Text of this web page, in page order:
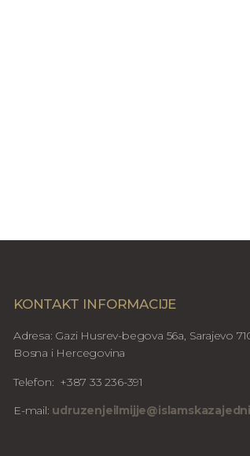
KONTAKT INFORMACIJE
Adresa: Gazi Husrev-begova 56a, Sarajevo
Bosna i Hercegovina
Telefon: +387 33 236-391
E-mail: